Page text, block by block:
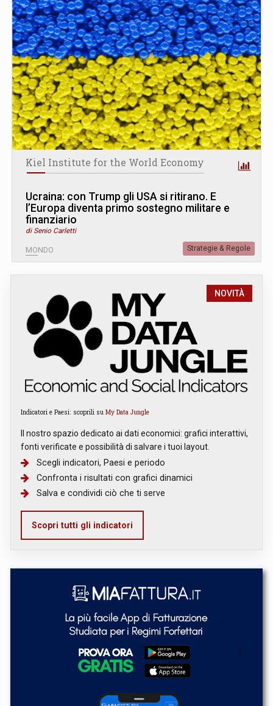
Kiel Institute for the World Economy
Ucraina: con Trump gli USA si ritirano. E
l’Europa diventa primo sostegno militare e
finanziario
di Senio Carletti
MONDO Strategie & Regole
NOVITÀ
Indicatori e Paesi: scoprili su My Data Jungle
Il nostro spazio dedicato ai dati economici: grafici interattivi,
fonti verificate e possibilità di salvare i tuoi layout.
Scegli indicatori, Paesi e periodo
Confronta i risultati con grafici dinamici
Salva e condividi ciò che ti serve
Scopri tutti gli indicatori